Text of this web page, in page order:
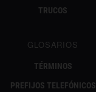
TRUCOS
GLOSARIOS
TÉRMINOS
PREFIJOS TELEFÓNICOS